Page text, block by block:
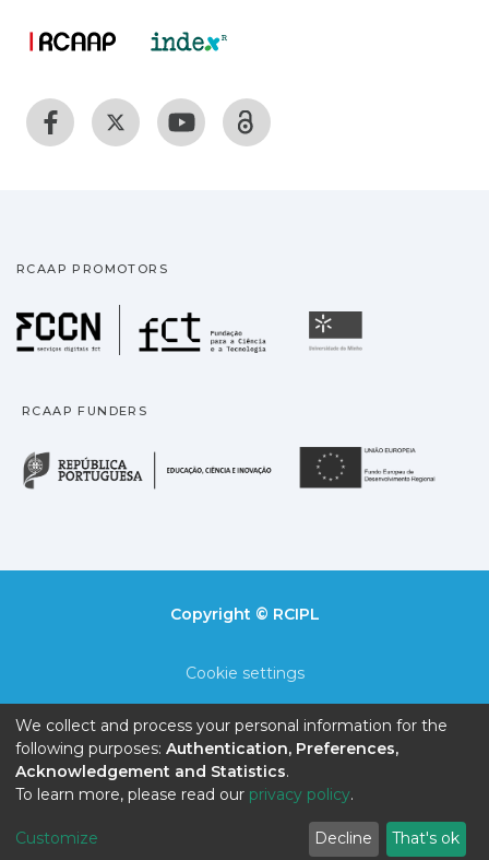
RCAAP PROMOTORS
Fundação para a
RCAAP FUNDERS
República Portuguesa
Copyright © RCIPL
Cookie settings
End User Agreement
Send Feedback
We collect and process your personal information for the
following purposes: Authentication, Preferences,
Acknowledgement and Statistics.
To learn more, please read our privacy policy.
Customize Decline That's ok